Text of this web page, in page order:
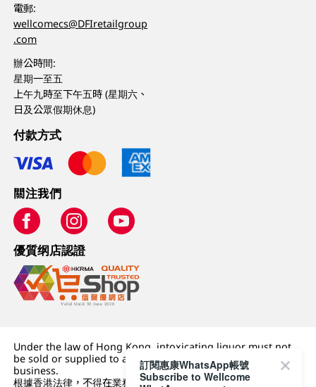
電郵:
wellcomecs@DFIretailgroup
.com
辦公時間:
星期一至五
上午九時至下午五時 (星期六、
日及公眾假期休息)
付款方式
關注我們
優質纲店認證
Under the law of Hong Kong, intoxicating liquor must not
be sold or supplied to a minor (under 18) in the course of
business.
根據香港法律，不得在業務過程中，向未成年人 (18 歲以下人士)
訂閱惠康WhatsApp帳號
Subscribe to Wellcome